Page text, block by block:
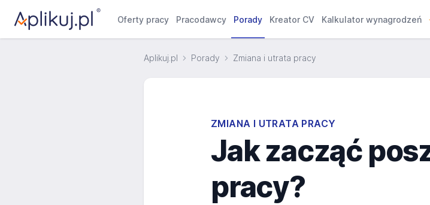
Oferty pracy Pracodawcy Porady Kreator CV Kalkulator wynagrodzeń
Aplikuj.pl Porady Zmiana i utrata pracy
ZMIANA I UTRATA PRACY
Jak zacząć
pracy?